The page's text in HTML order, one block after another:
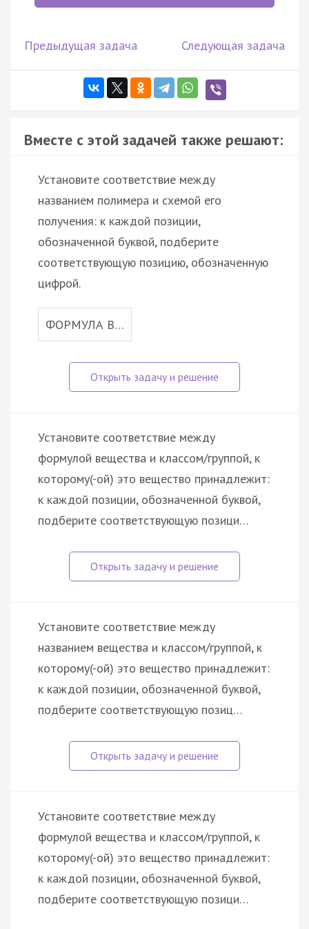
Предыдущая задача Следующая задача
Вместе с этой задачей также решают:
Установите соответствие между
названием полимера и схемой его
получения: к каждой позиции,
обозначенной буквой, подберите
соответствующую позицию, обозначенную
цифрой.
ФОРМУЛА В…
Установите соответствие между
формулой вещества и классом/группой, к
которому(-ой) это вещество принадлежит:
к каждой позиции, обозначенной буквой,
подберите соответствующую позици…
Установите соответствие между
названием вещества и классом/группой, к
которому(-ой) это вещество принадлежит:
к каждой позиции, обозначенной буквой,
подберите соответствующую позиц…
Установите соответствие между
формулой вещества и классом/группой, к
которому(-ой) это вещество принадлежит:
к каждой позиции, обозначенной буквой,
подберите соответствующую позици…